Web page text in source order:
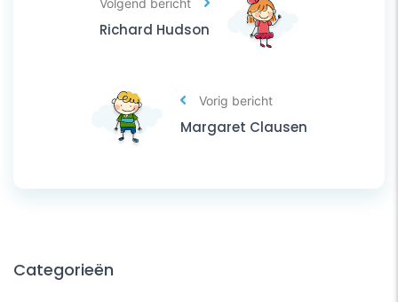
Vorig bericht
Margaret Clausen
Richard Hudson
Categorieën